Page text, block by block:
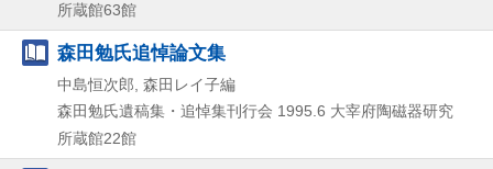
所蔵館63館
森田勉氏追悼論文集
中島恒次郎, 森田レイ子編
森田勉氏遺稿集・追悼集刊行会 1995.6 大宰府陶磁器研究
所蔵館22館